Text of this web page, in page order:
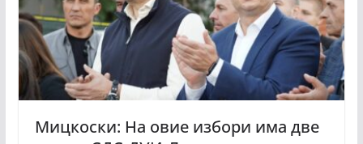
Мицкоски: На овие избори има две